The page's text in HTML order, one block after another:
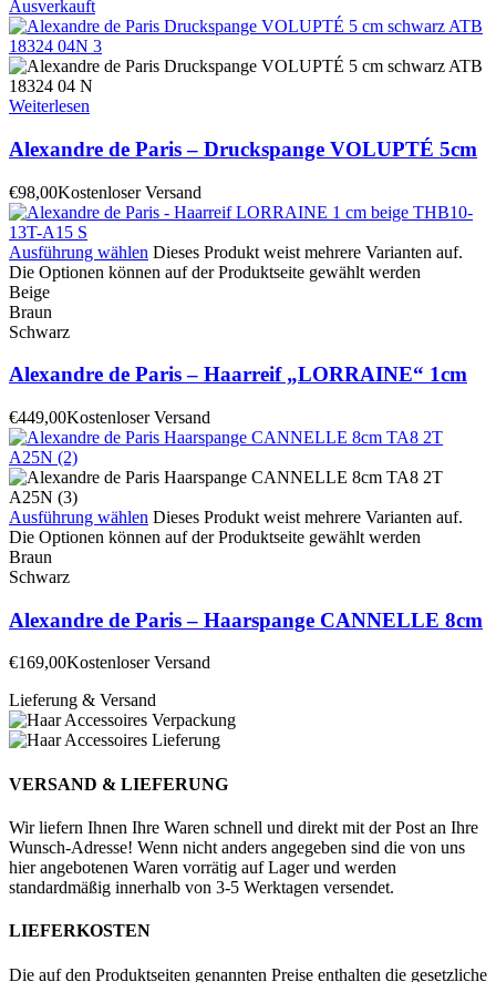
Ausverkauft
Weiterlesen
Alexandre de Paris – Druckspange VOLUPTÉ 5cm
€98,00Kostenloser Versand
Ausführung wählen Dieses Produkt weist mehrere Varianten auf.
Die Optionen können auf der Produktseite gewählt werden
Beige
Braun
Schwarz
Alexandre de Paris – Haarreif „LORRAINE“ 1cm
€449,00Kostenloser Versand
Ausführung wählen Dieses Produkt weist mehrere Varianten auf.
Die Optionen können auf der Produktseite gewählt werden
Braun
Schwarz
Alexandre de Paris – Haarspange CANNELLE 8cm
€169,00Kostenloser Versand
Lieferung & Versand
VERSAND & LIEFERUNG
Wir liefern Ihnen Ihre Waren schnell und direkt mit der Post an Ihre
Wunsch-Adresse! Wenn nicht anders angegeben sind die von uns
hier angebotenen Waren vorrätig auf Lager und werden
standardmäßig innerhalb von 3-5 Werktagen versendet.
LIEFERKOSTEN
Die auf den Produktseiten genannten Preise enthalten die gesetzliche